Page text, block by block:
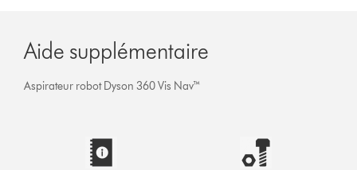
Aide supplémentaire
Aspirateur robot Dyson 360 Vis Nav™